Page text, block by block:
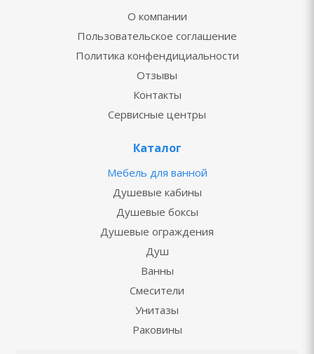
О компании
Пользовательское соглашение
Политика конфендициальности
Отзывы
Контакты
Сервисные центры
Каталог
Мебель для ванной
Душевые кабины
Душевые боксы
Душевые ограждения
Душ
Ванны
Смесители
Унитазы
Раковины